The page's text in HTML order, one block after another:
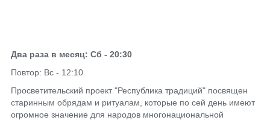
Два раза в месяц: Сб - 20:30
Повтор: Вс - 12:10
Просветительский проект "Республика традиций" посвящен
старинным обрядам и ритуалам, которые по сей день имеют
огромное значение для народов многонациональной